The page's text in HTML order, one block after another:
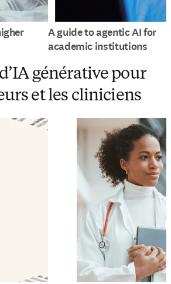
A guide to agentic AI for
academic institutions
générative pour
et les cliniciens